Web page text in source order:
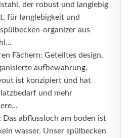
der robust und langlebig
für langlebigkeit und
organizer aus
Fächern: Geteiltes design,
aufbewahrung,
ist konzipiert und hat
und mehr
Das abflussloch am boden ist
wasser. Unser spülbecken